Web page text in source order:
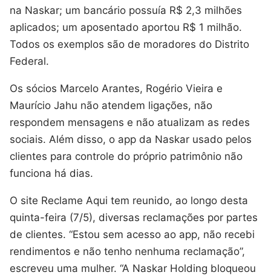
na Naskar; um bancário possuía R$ 2,3 milhões
aplicados; um aposentado aportou R$ 1 milhão.
Todos os exemplos são de moradores do Distrito
Federal.
Os sócios Marcelo Arantes, Rogério Vieira e
Maurício Jahu não atendem ligações, não
respondem mensagens e não atualizam as redes
sociais. Além disso, o app da Naskar usado pelos
clientes para controle do próprio patrimônio não
funciona há dias.
O site Reclame Aqui tem reunido, ao longo desta
quinta-feira (7/5), diversas reclamações por partes
de clientes. “Estou sem acesso ao app, não recebi
rendimentos e não tenho nenhuma reclamação”,
escreveu uma mulher. “A Naskar Holding bloqueou